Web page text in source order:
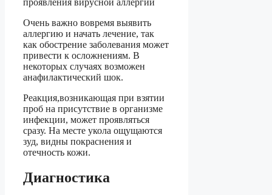
Очень важно вовремя выявить
аллергию и начать лечение, так
как обострение заболевания может
привести к осложнениям. В
некоторых случаях возможен
анафилактический шок.
Реакция,возникающая при взятии
проб на присутствие в организме
инфекции, может проявляться
сразу. На месте укола ощущаются
зуд, видны покраснения и
отечность кожи.
Диагностика